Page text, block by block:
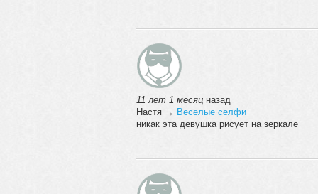
11 лет 1 месяц назад
Настя → Веселые селфи
никак эта девушка рисует на зеркале